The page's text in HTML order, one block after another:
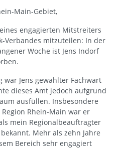
Main-Gebiet,
engagierten Mitstreiters
Verbandes mitzuteilen: In der
Woche ist Jens Indorf
Jens gewählter Fachwart
dieses Amt jedoch aufgrund
ausfüllen. Insbesondere
Rhein-Main war er
mein Regionalbeauftragter
Mehr als zehn Jahre
Bereich sehr engagiert